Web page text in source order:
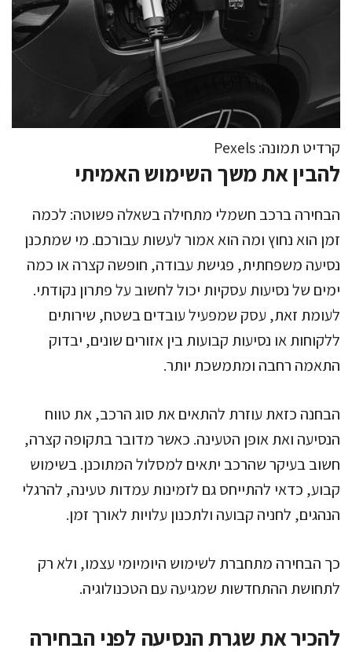
קרדיט תמונה: Pexels
להבין את משך השימוש האמיתי
הבחירה ברכב חשמלי מתחילה בשאלה פשוטה: לכמה
זמן הוא נחוץ ומה הוא אמור לעשות עבורכם. מי שמתכנן
נסיעה משפחתית, פגישת עבודה, חופשה קצרה או כמה
ימים של נסיעות עסקיות יכול לחשוב על פתרון נקודתי.
לעומת זאת, עסק שמפעיל עובדים בשטח, שירותים
ללקוחות או נסיעות קבועות בין אזורים שונים, יבדוק
התאמה רחבה ומתמשכת יותר.
הבחנה כזאת עוזרת להתאים את סוג הרכב, את טווח
הנסיעה ואת אופן הטעינה. כאשר מדובר בתקופה קצרה,
חשוב בעיקר שהרכב יתאים למסלול המתוכנן. בשימוש
קבוע, כדאי להתייחס גם לזמינות עמדות טעינה, להרגלי
הנהגים, לחניה קבועה ולתכנון עלויות לאורך זמן.
כך הבחירה מתחברת לשימוש היומיומי עצמו, ולא רק
לתחושת ההתחדשות שמגיעה עם הטכנולוגיה.
להכיר את שגרת הנסיעה לפני הבחירה